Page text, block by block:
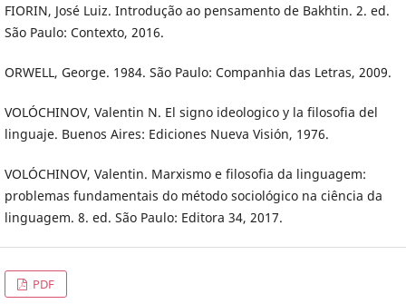
FIORIN, José Luiz. Introdução ao pensamento de Bakhtin. 2. ed.
São Paulo: Contexto, 2016.
ORWELL, George. 1984. São Paulo: Companhia das Letras, 2009.
VOLÓCHINOV, Valentin N. El signo ideologico y la filosofia del
linguaje. Buenos Aires: Ediciones Nueva Visión, 1976.
VOLÓCHINOV, Valentin. Marxismo e filosofia da linguagem:
problemas fundamentais do método sociológico na ciência da
linguagem. 8. ed. São Paulo: Editora 34, 2017.
PDF